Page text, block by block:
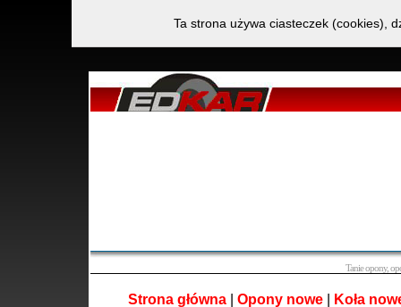
Tanie opony,
Strona główna| Opony nowe|
Koła
Ta strona używa ciasteczek (cookies),